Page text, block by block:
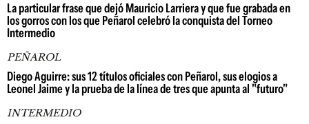
La particular frase que dejó Mauricio Larriera y que fue grabada en
los gorros con los que Peñarol celebró la conquista del Torneo
Intermedio
PEÑAROL
Diego Aguirre: sus 12 títulos oficiales con Peñarol, sus elogios a
Leonel Jaime y la prueba de la línea de tres que apunta al "futuro"
INTERMEDIO